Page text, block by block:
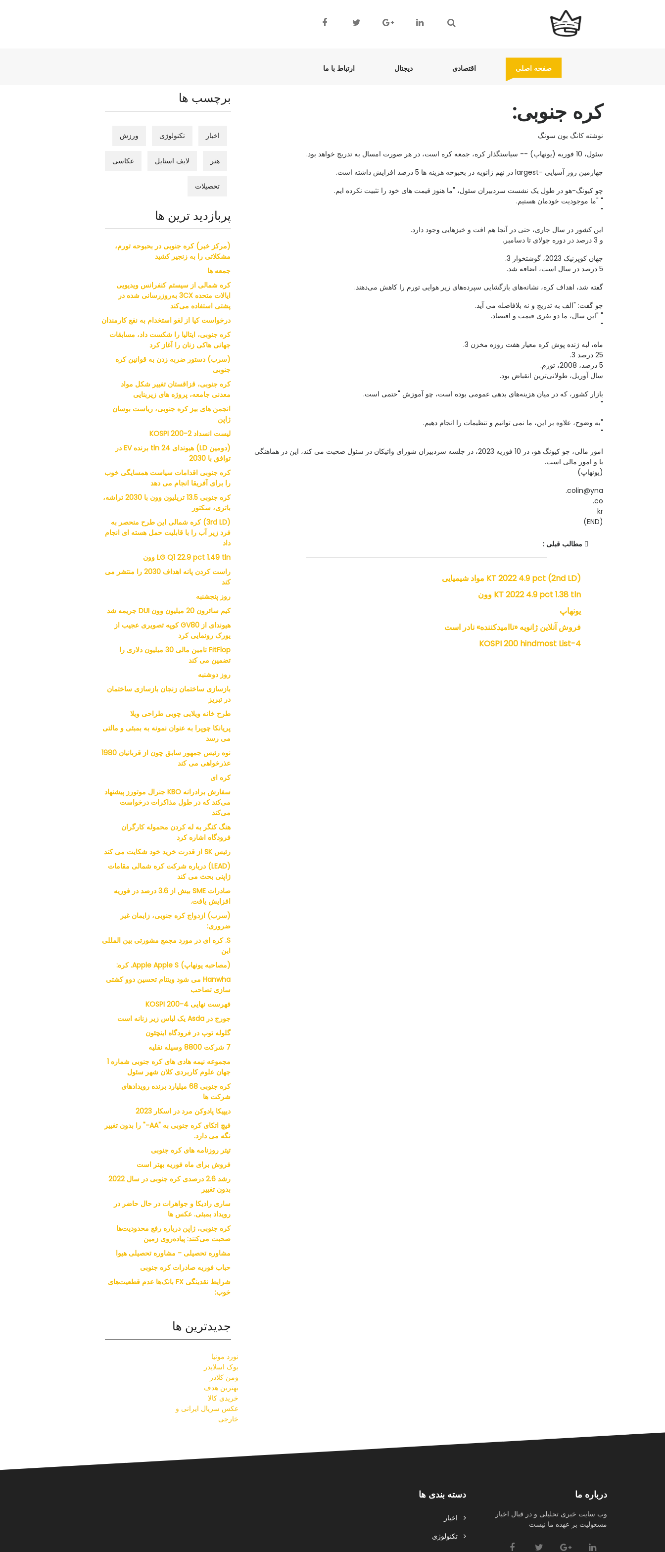
صفحه اصلی اقتصادی دیجتال ارتباط با ما
کره جنوبی:
نوشته کانگ یون سونگ
سئول، 10 فوریه (یونهاپ) -- سیاستگذار کره، جمعه کره است، در هر صورت امسال به تدریج خواهد بود.
چهارمین روز آسیایی -largest در نهم ژانویه در بحبوحه هزینه ها 5 درصد افزایش داشته است.
چو کیونگ-هو در طول یک نشست سردبیران سئول، "ما هنوز قیمت های خود را تثبیت نکرده ایم.
" "ما موجودیت خودمان هستیم.
"
این کشور در سال جاری، حتی در آنجا هم افت و خیزهایی وجود دارد.
و 3 درصد در دوره جولای تا دسامبر.
جهان کوپرنیک 2023، گوشتخوار 3.
5 درصد در سال است، اضافه شد.
گفته شد، اهداف کره، نشانه‌های بازگشایی سپرده‌های زیر هوایی تورم را کاهش می‌دهند.
چو گفت: "الف به تدریج و نه بلافاصله می آید.
" "این سال، ما دو نفری قیمت و اقتصاد.
"
ماه، لبه ژنده پوش کره معیار هفت روزه مخزن 3.
25 درصد 3.
5 درصد، 2008، تورم.
سال آوریل، طولانی‌ترین انقباض بود.
بازار کشور، که در میان هزینه‌های بدهی عمومی بوده است، چو آموزش "حتمی است.
"
"به وضوح، علاوه بر این، ما نمی توانیم و تنظیمات را انجام دهیم.
"
امور مالی، چو کیونگ هو، در 10 فوریه 2023، در جلسه سردبیران شورای واتیکان در سئول صحبت می کند، این در هماهنگی
با و امور مالی است.
(یونهاپ)
colin@yna.
co.
kr
(END)
مطالب قبلی :
(2nd LD) KT 2022 4.9 pct مواد شیمیایی
KT 2022 4.9 pct 1.38 tln وون
یونهاپ
فروش آنلاین ژانویه «ناامیدکننده» نادر است
KOSPI 200 hindmost List-4
برچسب ها
اخبار تکنولوژی ورزش
هنر لایف استایل عکاسی
تحصیلات
پربازدید ترین ها
(مرکز خبر) کره جنوبی در بحبوحه تورم،
مشکلاتی را به زنجیر کشید
جمعه ها
کره شمالی از سیستم کنفرانس ویدیویی
ایالات متحده 3CX به‌روزرسانی شده در
پشتی استفاده می‌کند
درخواست کیا از لغو استخدام به نفع کارمندان
کره جنوبی، ایتالیا را شکست داد، مسابقات
جهانی هاکی زنان را آغاز کرد
(سرب) دستور ضربه زدن به قوانین کره
جنوبی
کره جنوبی، قزاقستان تغییر شکل مواد
معدنی جامعه، پروژه های زیربنایی
انجمن های بیز کره جنوبی، ریاست بوسان
ژاپن
لیست انسداد KOSPI 200-2
(دومین LD) هیوندای 24 tln برنده EV در
توافق با 2030
کره جنوبی اقدامات سیاست همسایگی خوب
را برای آفریقا انجام می دهد
کره جنوبی 13.5 تریلیون وون با 2030 تراشه،
باتری، سکتور
(3rd LD) کره شمالی این طرح منحصر به
فرد زیر آب را با قابلیت حمل هسته ای انجام
داد
LG Q1 22.9 pct 1.49 tln وون
راست کردن پانه اهداف 2030 را منتشر می
کند
روز پنجشنبه
کیم سائرون 20 میلیون وون DUI جریمه شد
هیوندای از GV80 کوپه تصویری عجیب از
یورک رونمایی کرد
FitFlop تامین مالی 30 میلیون دلاری را
تضمین می کند
روز دوشنبه
بازسازی ساختمان زنجان بازسازی ساختمان
در تبریز
طرح خانه ویلایی چوبی طراحی ویلا
پریانکا چوپرا به عنوان نمونه به بمبئی و مالتی
می رسد
نوه رئیس جمهور سابق چون از قربانیان 1980
عذرخواهی می کند
کره ای
سفارش برادرانه KBO جنرال موتورز پیشنهاد
می‌کند که در طول مذاکرات درخواست
می‌کند
هنگ کنگر به له کردن محموله کارگران
فرودگاه اشاره کرد
رئیس SK از قدرت خرید خود شکایت می کند
(LEAD) درباره شرکت کره شمالی مقامات
ژاپنی بحث می کند
صادرات SME بیش از 3.6 درصد در فوریه
افزایش یافت.
(سرب) ازدواج کره جنوبی، زایمان غیر
ضروری:
S. کره ای در مورد مجمع مشورتی بین المللی
این
(مصاحبه یونهاپ) Apple Apple S. کره:
Hanwha می شود ویتنام تحسین دوو کشتی
سازی تصاحب
فهرست نهایی KOSPI 200-4
جورج در Asda یک لباس زیر زنانه است
گلوله توپ در فرودگاه اینچئون
7 شرکت 8800 وسیله نقلیه
مجموعه نیمه هادی های کره جنوبی شماره 1
جهان علوم کاربردی کلان شهر سئول
کره جنوبی 68 میلیارد برنده رویدادهای
شرکت ها
دیپیکا پادوکن مرد در اسکار 2023
فیچ اتکای کره جنوبی به "AA-" را بدون تغییر
نگه می دارد.
تیتر روزنامه های کره جنوبی
فروش برای ماه فوریه بهتر است
رشد 2.6 درصدی کره جنوبی در سال 2022
بدون تغییر
ساری رادیکا و جواهرات در حال حاضر در
رویداد بمبئی. عکس ها
کره جنوبی، ژاپن درباره رفع محدودیت‌ها
صحبت می‌کنند: پیاده‌روی زمین
مشاوره تحصیلی - مشاوره تحصیلی هیوا
حباب فوریه صادرات کره جنوبی
شرایط نقدینگی FX بانک‌ها عدم قطعیت‌های
خوب:
جدیدترین ها
نورد مونیا
بوک اسلایدر
ومن کلادز
بهترین هدف
خریدی کالا
عکس سریال ایرانی و
خارجی
درباره ما
وب سایت خبری تحلیلی و در قبال اخبار
مسعولیت بر عهده ما نیست
دسته بندی ها
اخبار
تکنولوژی